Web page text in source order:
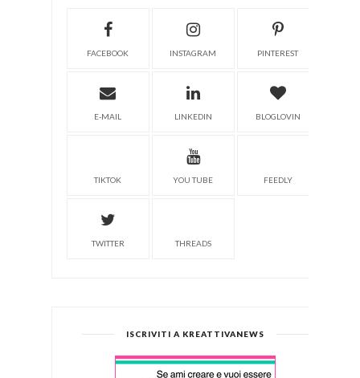
FACEBOOK INSTAGRAM PINTEREST
E-MAIL LINKEDIN BLOGLOVIN
TIKTOK YOU TUBE FEEDLY
TWITTER THREADS
ISCRIVITI A KREATTIVANEWS